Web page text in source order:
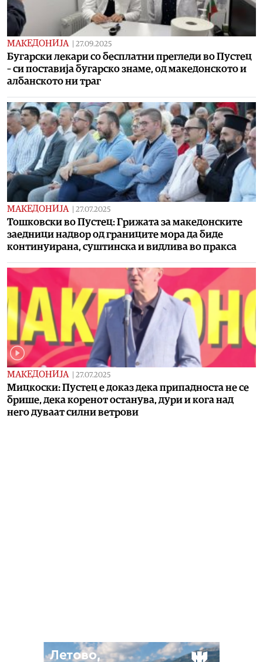
МАКЕДОНИЈА 27.09.2025
Бугарски лекари со бесплатни прегледи во Пустец
– си поставија бугарско знаме, од македонското и
албанското ни траг
МАКЕДОНИЈА 27.07.2025
Тошковски во Пустец: Грижата за македонските
заедници надвор од границите мора да биде
континуирана, суштинска и видлива во пракса
МАКЕДОНИЈА 27.07.2025
Мицкоски: Пустец е доказ дека припадноста не се
брише, дека коренот останува, дури и кога над
него дуваат силни ветрови